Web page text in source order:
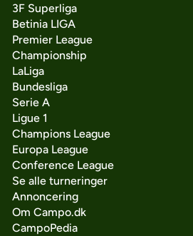
3F Superliga
Betinia LIGA
Premier League
Championship
LaLiga
Bundesliga
Serie A
Ligue 1
Champions League
Europa League
Conference League
Se alle turneringer
Annoncering
Om Campo.dk
CampoPedia